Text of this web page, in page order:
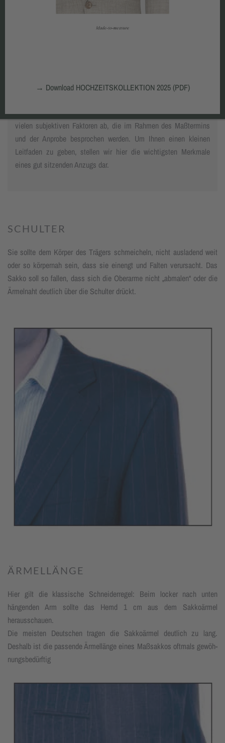
Kunden. Schließlich
hängt das Urteil über einen gut sitzenden Maßanzug auch von
vielen subjektiven Faktoren ab, die im Rahmen des Maßtermins
und der Anprobe besprochen werden. Um Ihnen einen kleinen
Leitfaden zu geben, stellen wir hier die wichtigsten Merkmale
eines gut sitzenden Anzugs dar.
SCHULTER
Sie sollte dem Körper des Trägers schmeicheln, nicht ausladend weit
oder so körpernah sein, dass sie einengt und Falten verursacht. Das
Sakko soll so fallen, dass sich die Oberarme nicht „abmalen“ oder die
Ärmelnaht deutlich über die Schulter drückt.
ÄRMELLÄNGE
Hier gilt die klassische Schneiderregel: Beim locker nach unten
hängenden Arm sollte das Hemd 1 cm aus dem Sakkoärmel
herausschauen.
Die meisten Deutschen tragen die Sakkoärmel deutlich zu lang.
Deshalb ist die passende Ärmellänge eines Maßsakkos oftmals gewöh­
nungs­be­dürf­tig
→ Download HOCHZEITSKOLLEKTION 2025 (PDF)